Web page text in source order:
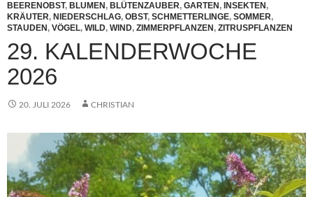
BEERENOBST, BLUMEN , BLÜTENZAUBER, GARTEN , INSEKTEN ,
KRÄUTER, NIEDERSCHLAG, OBST, SCHMETTERLINGE, SOMMER,
STAUDEN , VÖGEL, WILD, WIND, ZIMMERPFLANZEN , ZITRUSPFLANZEN
29. KALENDERWOCHE
2026
20. JULI 2026 CHRISTIAN